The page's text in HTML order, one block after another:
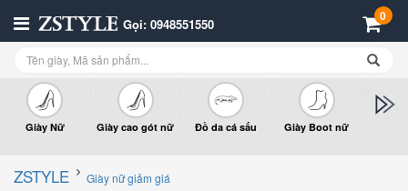
Gọi: 0948551550 0
Giày Nữ Giày cao gót nữ Đồ da cá sấu Giày Boot nữ
ZSTYLE Giày nữ giảm giá